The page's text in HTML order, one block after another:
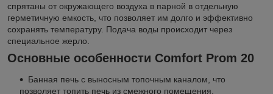
спрятаны от окружающего воздуха в парной в отдельную
герметичную емкость, что позволяет им долго и эффективно
сохранять температуру. Подача воды происходит через
специальное жерло.
Основные особенности Comfort Prom 20
Банная печь с выносным топочным каналом, что
позволяет топить печь из смежного помещения.